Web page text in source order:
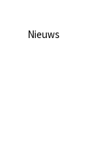
Nieuws